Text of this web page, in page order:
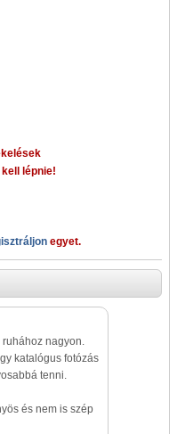
lépnie!
egyet.
ruhához nagyon.
katalógus fotózás
tenni.
és nem is szép